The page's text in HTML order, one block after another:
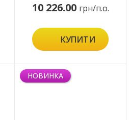
10 226.00 грн/п.о.
КУПИТИ
НОВИНКА